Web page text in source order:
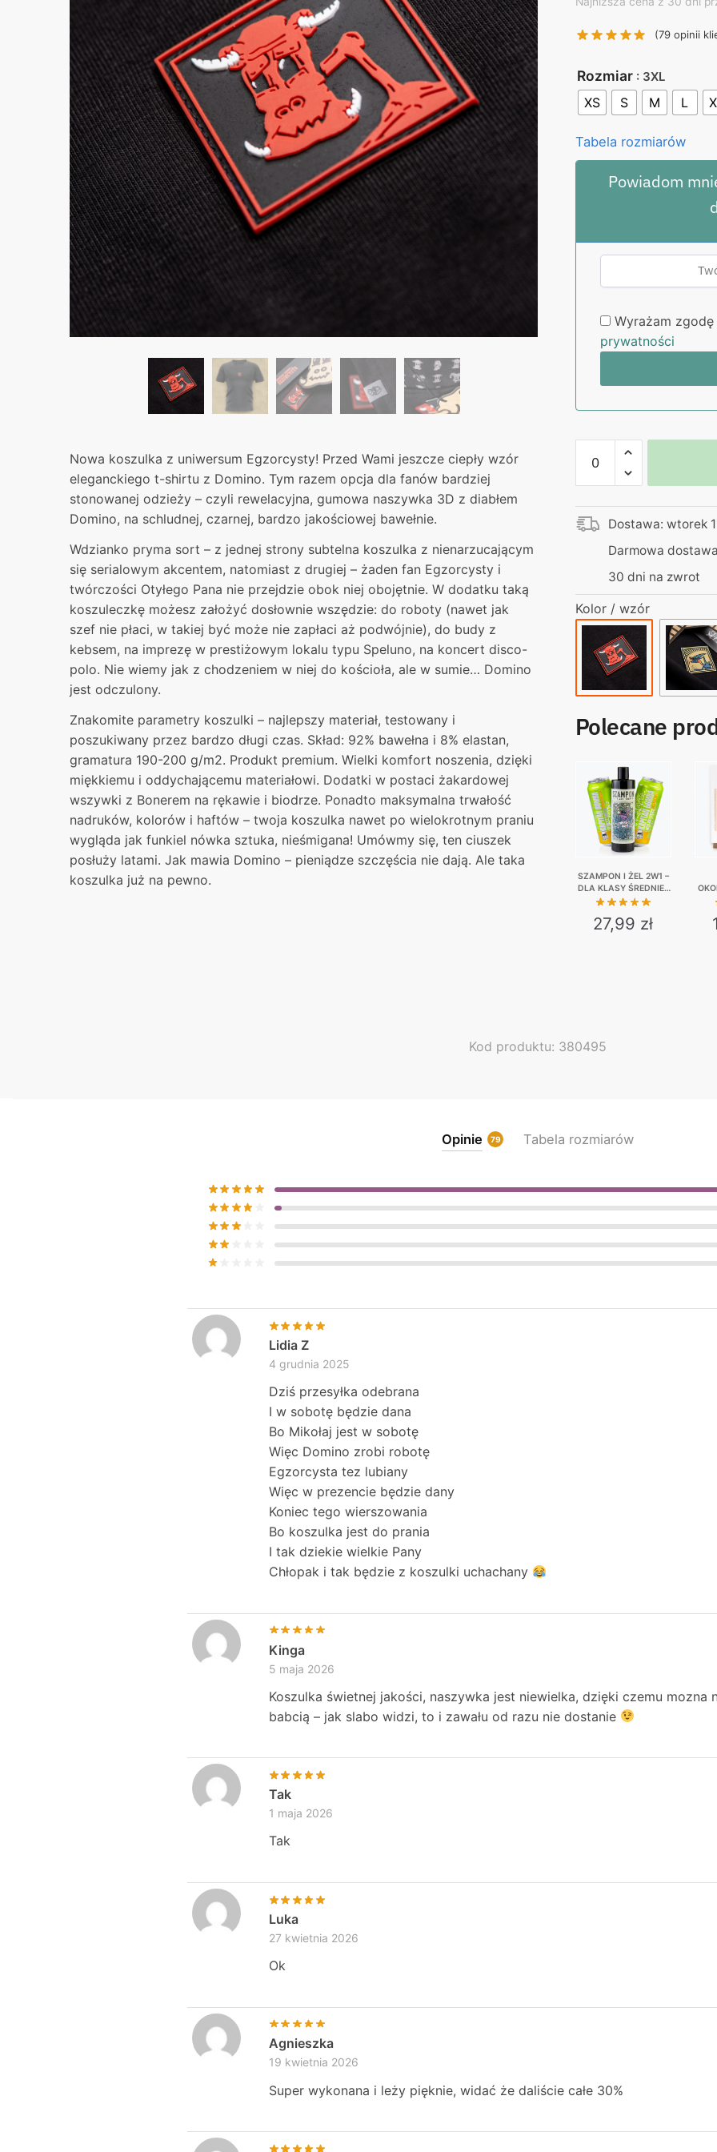
Nowa koszulka z uniwersum Egzorcysty! Przed Wami jeszcze ciepły wzór
eleganckiego t-shirtu z Domino. Tym razem opcja dla fanów bardziej
stonowanej odzieży – czyli rewelacyjna, gumowa naszywka 3D z diabłem
Domino, na schludnej, czarnej, bardzo jakościowej bawełnie.
Wdzianko pryma sort – z jednej strony subtelna koszulka z nienarzucającym
się serialowym akcentem, natomiast z drugiej – żaden fan Egzorcysty i
twórczości Otyłego Pana nie przejdzie obok niej obojętnie. W dodatku taką
koszuleczkę możesz założyć dosłownie wszędzie: do roboty (nawet jak
szef nie płaci, w takiej być może nie zapłaci aż podwójnie), do budy z
kebsem, na imprezę w prestiżowym lokalu typu Speluno, na koncert disco-
polo. Nie wiemy jak z chodzeniem w niej do kościoła, ale w sumie… Domino
jest odczulony.
Znakomite parametry koszulki – najlepszy materiał, testowany i
poszukiwany przez bardzo długi czas. Skład: 92% bawełna i 8% elastan,
gramatura 190-200 g/m2. Produkt premium. Wielki komfort noszenia, dzięki
miękkiemu i oddychającemu materiałowi. Dodatki w postaci żakardowej
wszywki z Bonerem na rękawie i biodrze. Ponadto maksymalna trwałość
nadruków, kolorów i haftów – twoja koszulka nawet po wielokrotnym praniu
wygląda jak funkiel nówka sztuka, nieśmigana! Umówmy się, ten ciuszek
posłuży latami. Jak mawia Domino – pieniądze szczęścia nie dają. Ale taka
koszulka już na pewno.
130,00 zł.
(79 opinii
Rozmiar : 3XL
XS S M L
Tabela rozmiarów
Powiadom
Wyrażam zgodę
prywatności
Egzorcysta
|
Koszulka
czarna
Naszywka
Premium
Domino
Dostawa: wtorek
Darmowa
30 dni na zwrot
Kolor / wzór
Polecane
SZAMPON I ŻEL 2W1 –
DLA KLASY ŚREDNIEJ
+ 2X MIRABELKA
27,99 zł
Kod produktu: 380495
Opinie 79 Tabela rozmiarów
Lidia Z
4 grudnia 2025
Dziś przesyłka odebrana
I w sobotę będzie dana
Bo Mikołaj jest w sobotę
Więc Domino zrobi robotę
Egzorcysta tez lubiany
Więc w prezencie będzie dany
Koniec tego wierszowania
Bo koszulka jest do prania
I tak dziekie wielkie Pany
Chłopak i tak będzie z koszulki uchachany
Kinga
5 maja 2026
Koszulka świetnej jakości, naszywka jest niewielka, dzięki czemu mozna
babcią – jak slabo widzi, to i zawału od razu nie dostanie
Tak
1 maja 2026
Tak
Luka
27 kwietnia 2026
Ok
Agnieszka
19 kwietnia 2026
Super wykonana i leży pięknie, widać że daliście całe 30%